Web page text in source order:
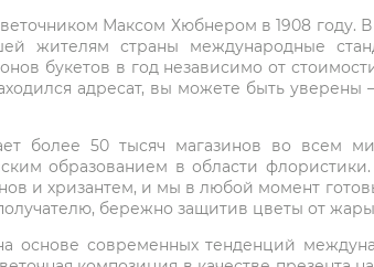
Максом Хюбнером в 1908 году.
жителям страны международные
букетов в год независимо от
адресат, вы можете быть
более 50 тысяч магазинов во всем
образованием в области
и хризантем, и мы в любой момент
бережно защитив цветы от
основе современных тенденций